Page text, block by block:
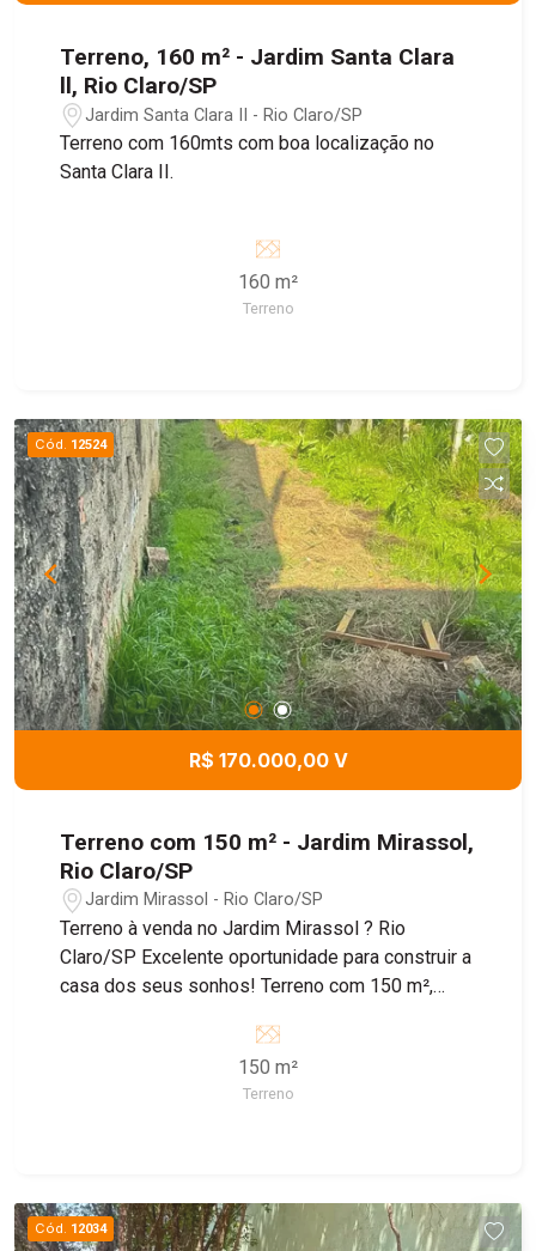
Terreno, 160 m² - Jardim Santa Clara
ll, Rio Claro/SP
Jardim Santa Clara II - Rio Claro/SP
Terreno com 160mts com boa localização no
Santa Clara II.
160 m²
Terreno
Cód. 12524
R$ 170.000,00 V
Terreno com 150 m² - Jardim Mirassol,
Rio Claro/SP
Jardim Mirassol - Rio Claro/SP
Terreno à venda no Jardim Mirassol ? Rio
Claro/SP Excelente oportunidade para construir a
casa dos seus sonhos! Terreno com 150 m²,
Mirassol, um bairro tranquilo, valorizado e com
fácil acesso a comércios, escolas e principais
Claro. Entre em contato para mais informações e
agende uma visita!
150 m²
Terreno
Cód. 12034